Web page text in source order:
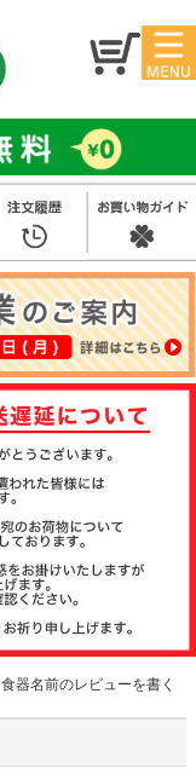
マイ
ジ
お名
前シ
ール
アイ
ロン
シー
ル
お買
い得
セッ
ト
スタ
ンプ
その
他
注文履歴
て
について
食器名前のレビューを書く